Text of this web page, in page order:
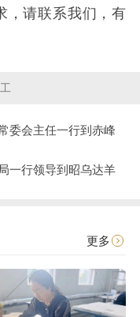
，请联系我们，有
委会主任一行到赤峰
一行领导到昭乌达羊
更多